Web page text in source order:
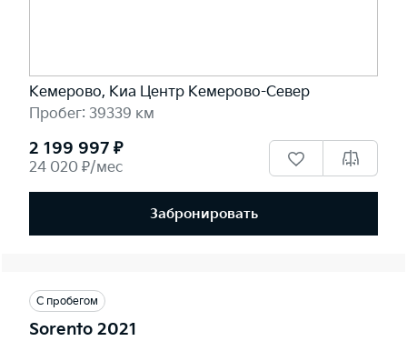
Кемерово, Киа Центр Кемерово-Север
Пробег: 39339 км
2 199 997 ₽
24 020 ₽/мес
Забронировать
С пробегом
Sorento 2021